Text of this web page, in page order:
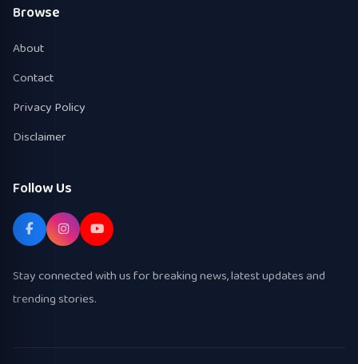
Browse
About
Contact
Privacy Policy
Disclaimer
Follow Us
Stay connected with us for breaking news, latest updates and
trending stories.